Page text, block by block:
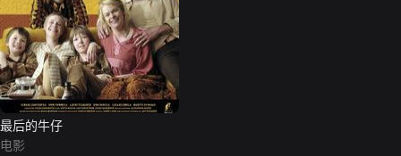
最后的牛仔
电影